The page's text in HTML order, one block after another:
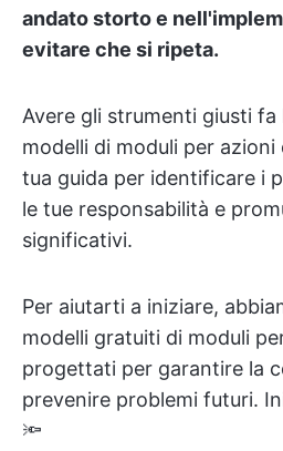
andato storto e
evitare che si ripeta.
Avere gli strumenti giusti
modelli di moduli per
tua guida per identificare i
le tue responsabilità e
significativi.
Per aiutarti a iniziare,
modelli gratuiti di moduli
progettati per garantire la
prevenire problemi futuri.
🔦